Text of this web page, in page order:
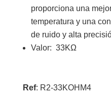
proporciona una
temperatura y una
de ruido y alta
Valor: 33KΩ
Ref: R2-33KOHM4